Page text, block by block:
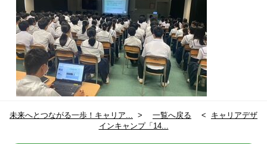
未来へとつながる一歩！キャリア... > 一覧へ戻る < キャリアデザ
インキャンプ「14...